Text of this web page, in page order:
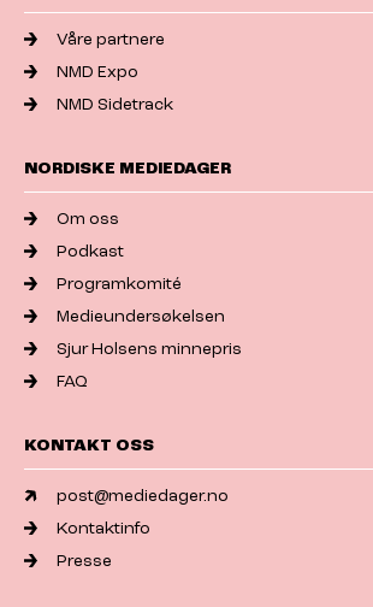
Våre partnere
NMD Expo
NMD Sidetrack
NORDISKE MEDIEDAGER
Om oss
Podkast
Programkomité
Medieundersøkelsen
Sjur Holsens minnepris
FAQ
KONTAKT OSS
post@mediedager.no
Kontaktinfo
Presse